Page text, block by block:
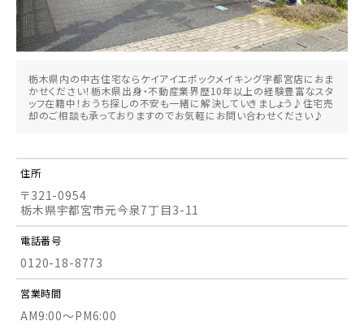
栃木県内の中古住宅ならケイアイエポックメイキング宇都宮店におま
かせください！栃木県出身・不動産業界歴10年以上の経験豊富なスタ
ッフ在籍中！おうち探しの不安も一緒に解決していきましょう♪住宅売
却のご相談も承っておりますのでお気軽にお問い合わせください♪
住所
〒321-0954
栃木県宇都宮市元今泉7丁目3-11
電話番号
0120-18-8773
営業時間
AM9:00～PM6:00